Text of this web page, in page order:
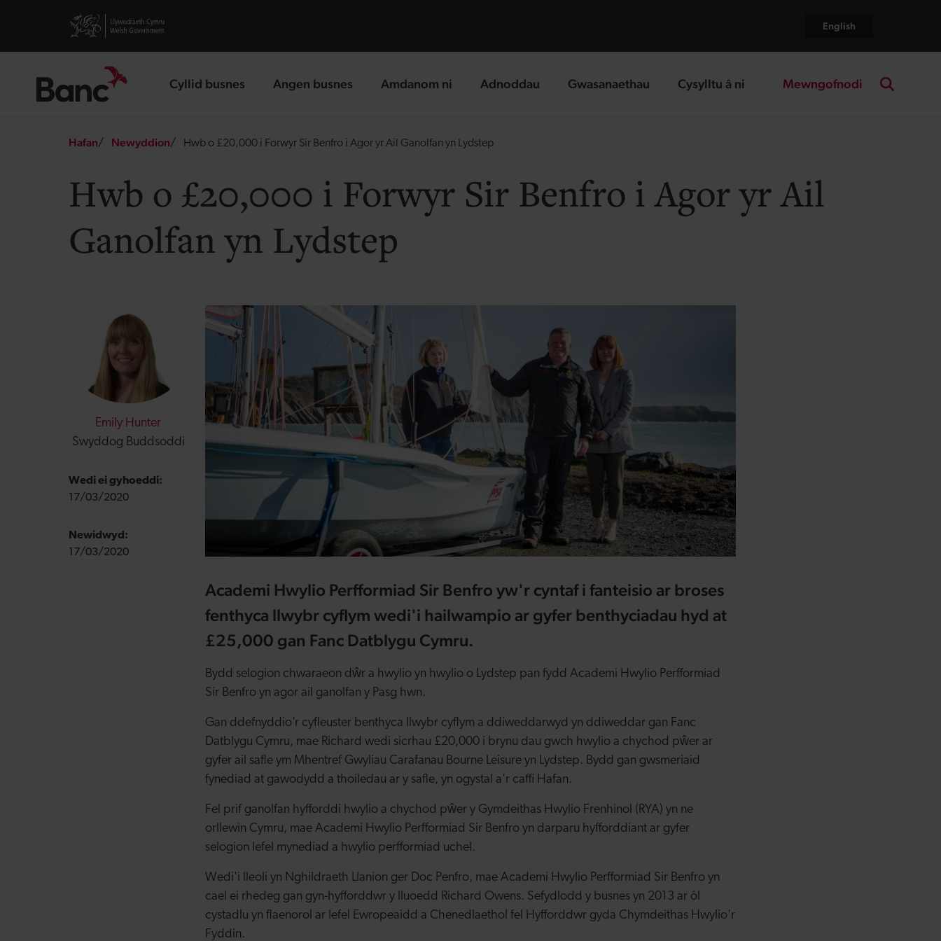
Visit gov.wales website English
Cyllid busnes
landing page Angen busnes
landing page Amdanom ni
landing page Adnoddau
landing page Gwasanaethau
landing page Cysylltu â ni
landing page Mewngofnodi
Breadcrumb
Hafan Newyddion Hwb o £20,000 i Forwyr Sir Benfro i Agor yr Ail Ganolfan yn Lydstep
Hwb o £20,000 i Forwyr Sir Benfro i Agor yr Ail
Ganolfan yn Lydstep
Emily Hunter
Swyddog Buddsoddi
Wedi ei gyhoeddi:
17/03/2020
Newidwyd:
17/03/2020
Academi Hwylio Perfformiad Sir Benfro yw'r cyntaf i fanteisio ar broses
fenthyca llwybr cyflym wedi'i hailwampio ar gyfer benthyciadau hyd at
£25,000 gan Fanc Datblygu Cymru.
Bydd selogion chwaraeon dŵr a hwylio yn hwylio o Lydstep pan fydd Academi Hwylio Perfformiad
Sir Benfro yn agor ail ganolfan y Pasg hwn.
Gan ddefnyddio’r cyfleuster benthyca llwybr cyflym a ddiweddarwyd yn ddiweddar gan Fanc
Datblygu Cymru, mae Richard wedi sicrhau £20,000 i brynu dau gwch hwylio a chychod pŵer ar
gyfer ail safle ym Mhentref Gwyliau Carafanau Bourne Leisure yn Lydstep. Bydd gan gwsmeriaid
fynediad at gawodydd a thoiledau ar y safle, yn ogystal a'r caffi Hafan.
Fel prif ganolfan hyfforddi hwylio a chychod pŵer y Gymdeithas Hwylio Frenhinol (RYA) yn ne
orllewin Cymru, mae Academi Hwylio Perfformiad Sir Benfro yn darparu hyfforddiant ar gyfer
selogion lefel mynediad a hwylio perfformiad uchel.
Wedi'i lleoli yn Nghildraeth Llanion ger Doc Penfro, mae Academi Hwylio Perfformiad Sir Benfro yn
cael ei rhedeg gan gyn-hyfforddwr y lluoedd Richard Owens. Sefydlodd y busnes yn 2013 ar ôl
cystadlu yn flaenorol ar lefel Ewropeaidd a Chenedlaethol fel Hyfforddwr gyda Chymdeithas Hwylio'r
Fyddin.